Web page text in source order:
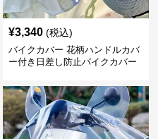
¥3,340 (税込)
バイクカバー 花柄ハンドルカバ
ー付き日差し防止バイクカバー